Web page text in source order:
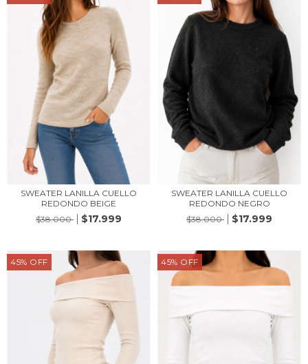
SWEATER LANILLA CUELLO
REDONDO BEIGE
$38.000
$17.999
SWEATER LANILLA CUELLO
REDONDO NEGRO
$38.000
$17.999
45% OFF 45% OFF